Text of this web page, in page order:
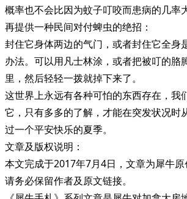
概率也不会比因为蚊子叮咬而患病的几率
再提供一种民间对付蜱虫的绝招：
封住它身体两边的气门，或者封住它全身
办法。可以用凡士林涂，或者把被叮的胳
里，然后轻轻一拨就掉下来了。
这世界上永远有各种可怕的东西存在，我
它，只有多多的了解，才能在突发状况时
过一个平安快乐的夏季。
文章及版权说明：
本文完成于2017年7月4日，文章为犀牛
请务必保留作者及原文链接。